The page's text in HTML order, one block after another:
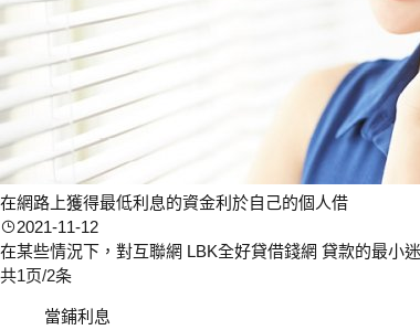
在網路上獲得最低利息的資金利於自己的個人借
2021-11-12
在某些情況下，對互聯網 LBK全好貸借錢網 貸款的最小
共1页/2条
當鋪利息